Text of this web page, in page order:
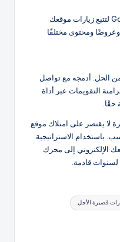
استخدم أدوات مثل Google Analytics لتتبع زيارات موقعك
ومحتوى مختلفًا
الحل. أدمجه مع تواصل
التقويمات عبر أداة
لا يقتصر على امتلاك موقع
باستخدام الاستراتيجية
الإلكتروني إلى محرك
قادمة.
قصيرة الأجل